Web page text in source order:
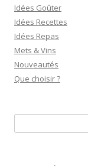
Idées Goûter
Idées Recettes
Idées Repas
Mets & Vins
Nouveautés
Que choisir ?
e
h